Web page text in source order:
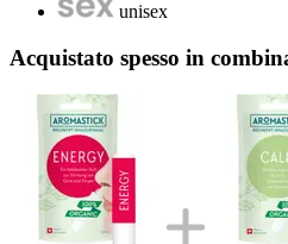
unisex
Acquistato spesso in